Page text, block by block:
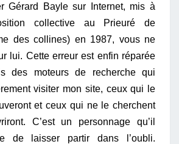
Gérard Bayle sur Internet, mis à
collective au Prieuré de
des collines) en 1987, vous ne
lui. Cette erreur est enfin réparée
des moteurs de recherche qui
visiter mon site, ceux qui le
et ceux qui ne le cherchent
C’est un personnage qu’il
de laisser partir dans l’oubli.